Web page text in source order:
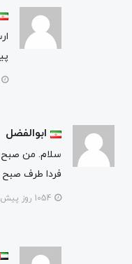
ابوالفضل
سلام. من
فردا طرف